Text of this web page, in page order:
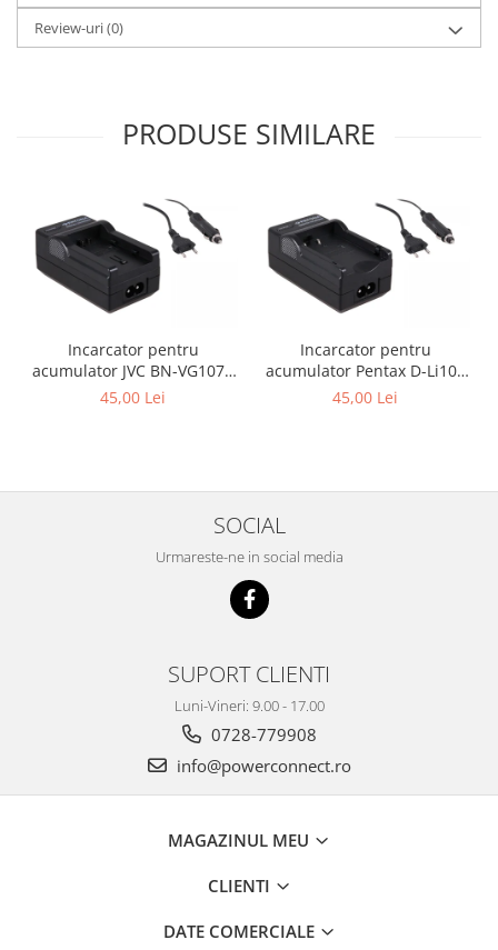
Review-uri(0)
PRODUSE SIMILARE
Incarcator pentru
acumulator JVC BN-VG107e
Patona
45,00 Lei
Incarcator pentru
acumulator Pentax D-Li109
Patona
45,00 Lei
SOCIAL
Urmareste-ne in social media
SUPORT CLIENTI
Luni-Vineri: 9.00 - 17.00
0728-779908
info@powerconnect.ro
MAGAZINUL MEU
CLIENTI
DATE COMERCIALE